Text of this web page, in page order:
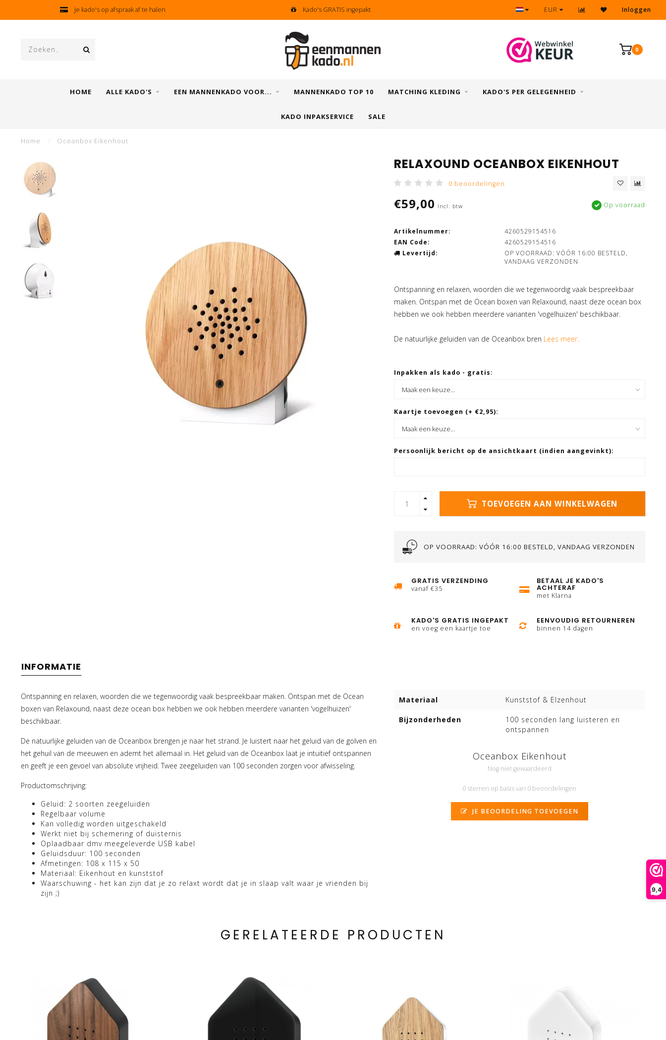
9,4
Je kado's op afspraak af te halen Kado's GRATIS ingepakt Eenvoudig & snel retourneren
EUR Inloggen
0
HOME ALLE KADO'S EEN MANNENKADO VOOR... MANNENKADO TOP 10 MATCHING KLEDING KADO'S PER GELEGENHEID
KADO INPAKSERVICE SALE
Home Oceanbox Eikenhout
RELAXOUND OCEANBOX EIKENHOUT
0 beoordelingen
€59,00 Incl. btw Op voorraad
Artikelnummer:
4260529154516
EAN Code:
4260529154516
Levertijd:
OP VOORRAAD: VÓÓR 16:00 BESTELD,
VANDAAG VERZONDEN
Ontspanning en relaxen, woorden die we tegenwoordig vaak bespreekbaar
maken. Ontspan met de Ocean boxen van Relaxound, naast deze ocean box
hebben we ook hebben meerdere varianten 'vogelhuizen' beschikbaar.
De natuurlijke geluiden van de Oceanbox bren Lees meer..
Inpakken als kado - gratis:
Kaartje toevoegen (+ €2,95):
Persoonlijk bericht op de ansichtkaart (indien aangevinkt):
TOEVOEGEN AAN WINKELWAGEN
OP VOORRAAD: VÓÓR 16:00 BESTELD, VANDAAG VERZONDEN
GRATIS VERZENDING
vanaf €35
BETAAL JE KADO'S
ACHTERAF
met Klarna
KADO'S GRATIS INGEPAKT
en voeg een kaartje toe
EENVOUDIG RETOURNEREN
binnen 14 dagen
INFORMATIE
Ontspanning en relaxen, woorden die we tegenwoordig vaak bespreekbaar maken. Ontspan met de Ocean
boxen van Relaxound, naast deze ocean box hebben we ook hebben meerdere varianten 'vogelhuizen'
beschikbaar.
De natuurlijke geluiden van de Oceanbox brengen je naar het strand. Je luistert naar het geluid van de golven en
het gehuil van de meeuwen en ademt het allemaal in. Het geluid van de Oceanbox laat je intuïtief ontspannen
en geeft je een gevoel van absolute vrijheid. Twee zeegeluiden van 100 seconden zorgen voor afwisseling.
Productomschrijving:
Geluid: 2 soorten zeegeluiden
Regelbaar volume
Kan volledig worden uitgeschakeld
Werkt niet bij schemering of duisternis
Oplaadbaar dmv meegeleverde USB kabel
Geluidsduur: 100 seconden
Afmetingen: 108 x 115 x 50
Materiaal: Eikenhout en kunststof
Waarschuwing - het kan zijn dat je zo relaxt wordt dat je in slaap valt waar je vrienden bij
zijn ;)
Materiaal Kunststof & Elzenhout
Bijzonderheden
100 seconden lang luisteren en
ontspannen
Oceanbox Eikenhout
Nog niet gewaardeerd
0 sterren op basis van 0 beoordelingen
JE BEOORDELING TOEVOEGEN
GERELATEERDE PRODUCTEN